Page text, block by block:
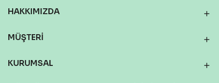
HAKKIMIZDA
MÜŞTERİ
KURUMSAL